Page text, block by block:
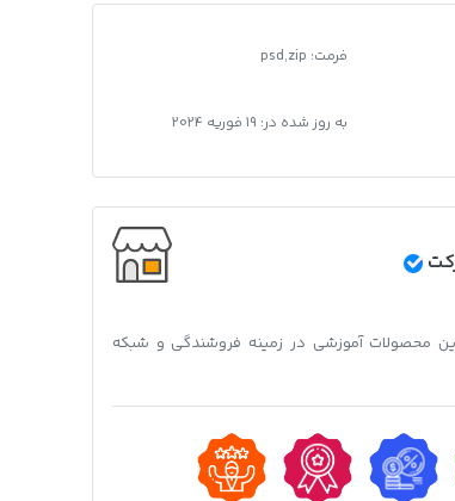
فرمت:
psd,zip
به روز شده در: 19 فوریه 2024
محصولات آموزشی در زمینه فروشندگی و شبکه